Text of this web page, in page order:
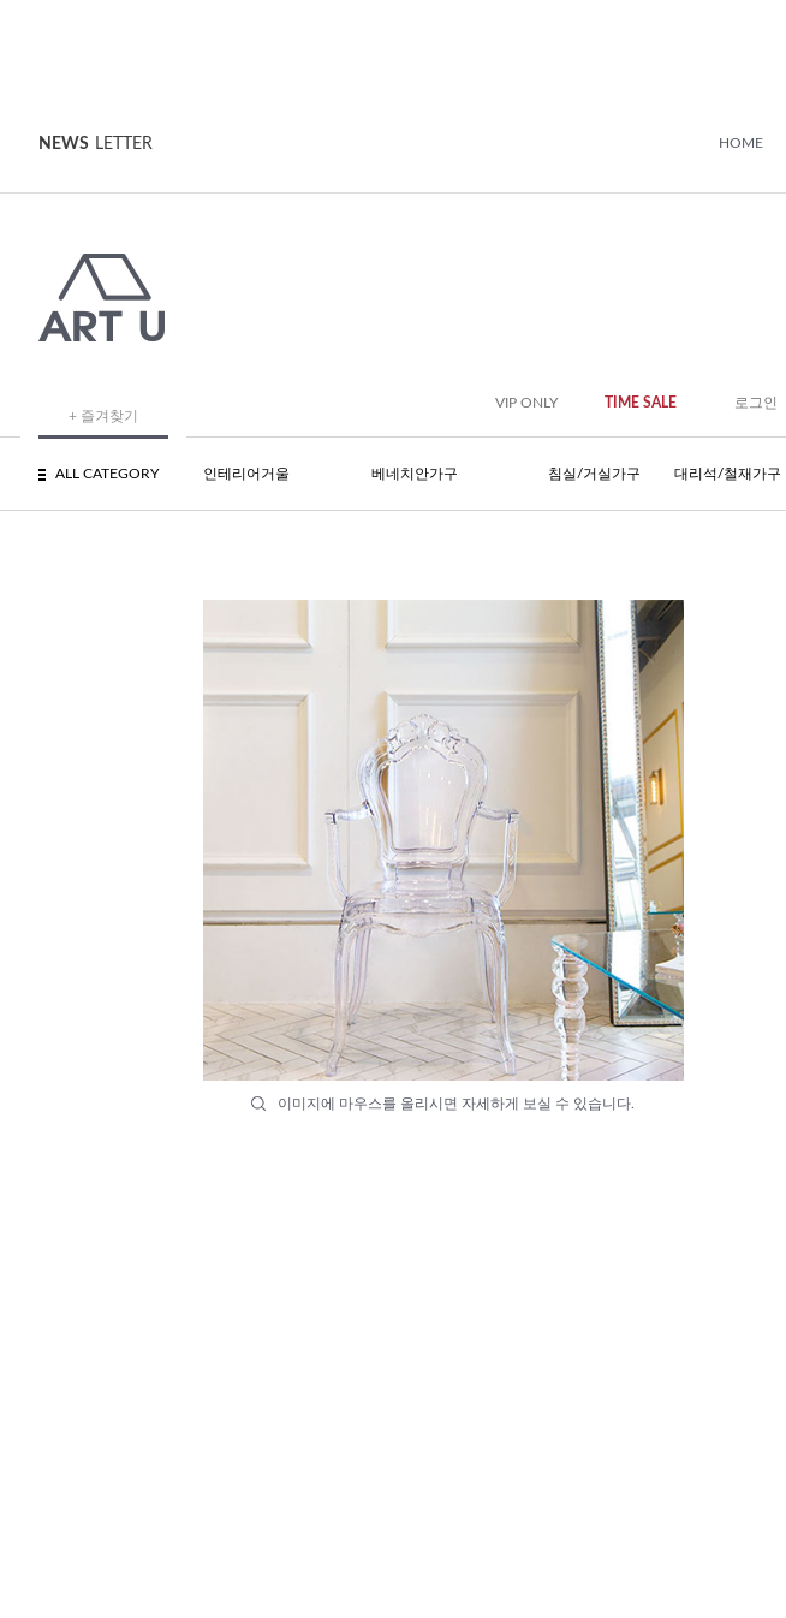
NEWS LETTER HOME
+ 즐겨찾기
VIP ONLY TIME SALE 로그인
ALL CATEGORY 인테리어거울 베네치안가구 침실/거실가구 대리석/철재가구
이미지에 마우스를 올리시면 자세하게 보실 수 있습니다.